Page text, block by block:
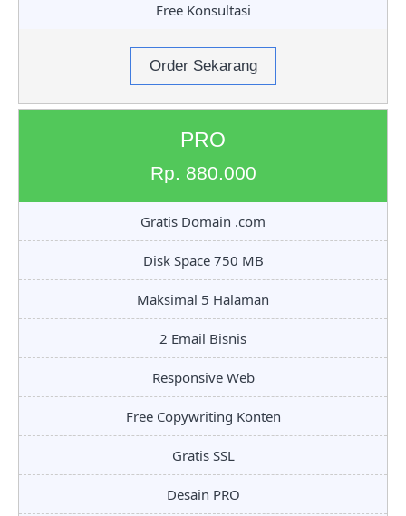
Free Konsultasi
Order Sekarang
PRO
Rp. 880.000
Gratis Domain .com
Disk Space 750 MB
Maksimal 5 Halaman
2 Email Bisnis
Responsive Web
Free Copywriting Konten
Gratis SSL
Desain PRO